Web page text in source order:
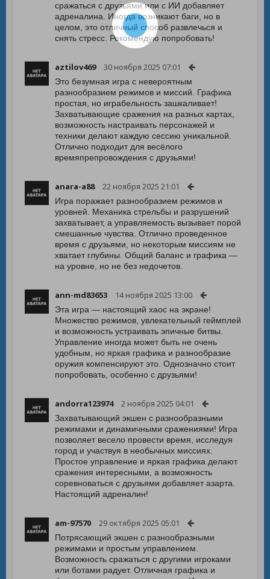
сражаться с друзьями или с ИИ добавляет
адреналина. Иногда возникают баги, но в
целом, это отличный способ развлечься и
снять стресс. Рекомендую попробовать!
aztilov469 30 ноября 2025 07:01
Это безумная игра с невероятным
разнообразием режимов и миссий. Графика
простая, но играбельность зашкаливает!
Захватывающие сражения на разных картах,
возможность настраивать персонажей и
техники делают каждую сессию уникальной.
Отлично подходит для весёлого
времяпрепровождения с друзьями!
anara-a88 22 ноября 2025 21:01
Игра поражает разнообразием режимов и
уровней. Механика стрельбы и разрушений
захватывает, а управляемость вызывает порой
смешанные чувства. Отлично проведенное
время с друзьями, но некоторым миссиям не
хватает глубины. Общий баланс и графика —
на уровне, но не без недочетов.
ann-md83653 14 ноября 2025 13:00
Эта игра — настоящий хаос на экране!
Множество режимов, увлекательный геймплей
и возможность устраивать эпичные битвы.
Управление иногда может быть не очень
удобным, но яркая графика и разнообразие
оружия компенсируют это. Однозначно стоит
попробовать, особенно с друзьями!
andorra123974 2 ноября 2025 04:01
Захватывающий экшен с разнообразными
режимами и динамичными сражениями! Игра
позволяет весело провести время, исследуя
город и участвуя в необычных миссиях.
Простое управление и яркая графика делают
сражения интересными, а возможность
соревноваться с друзьями добавляет азарта.
Настоящий адреналин!
am-97570 29 октября 2025 05:01
Потрясающий экшен с разнообразными
режимами и простым управлением.
Возможность сражаться с другими игроками
или ботами радует. Отличная графика и